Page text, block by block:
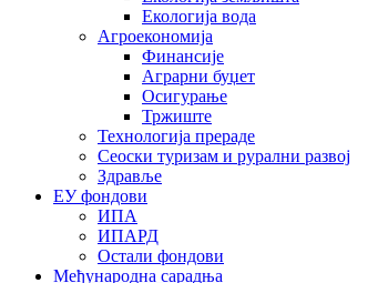
Екологија вода
Агроекономија
Финансије
Аграрни буџет
Осигурање
Тржиште
Технологија прераде
Сеоски туризам и рурални развој
Здравље
ЕУ фондови
ИПА
ИПАРД
Остали фондови
Међународна сарадња